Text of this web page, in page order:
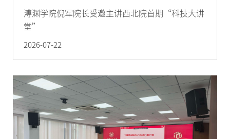
溥渊学院倪军院长受邀主讲西北院首期“科技大讲
堂”
2026-07-22